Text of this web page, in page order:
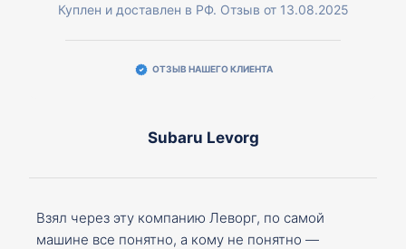
Куплен и доставлен в РФ. Отзыв от 13.08.2025
ОТЗЫВ НАШЕГО КЛИЕНТА
Subaru Levorg
Взял через эту компанию Леворг, по самой
машине все понятно, а кому не понятно —